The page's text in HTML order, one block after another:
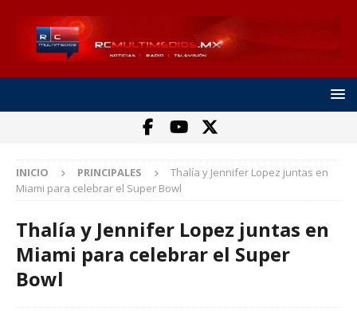
INICIO PRINCIPALES
Thalía y Jennifer Lopez juntas en
Miami para celebrar el Super Bowl
Thalía y Jennifer Lopez juntas en
Miami para celebrar el Super
Bowl